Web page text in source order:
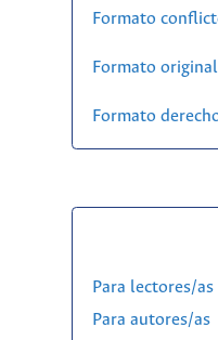
Formato
Formato
Formato
Para lectores/as
Para autores/as